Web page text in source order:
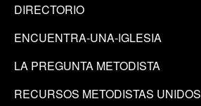
DIRECTORIO
ENCUENTRA-UNA-IGLESIA
LA PREGUNTA METODISTA
RECURSOS METODISTAS UNIDOS